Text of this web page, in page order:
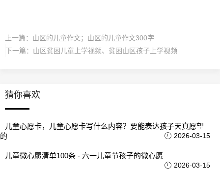
上一篇： 山区的儿童作文；山区的儿童作文300字
下一篇： 山区贫困儿童上学视频、贫困山区孩子上学视频
猜你喜欢
儿童心愿卡，儿童心愿卡写什么内容？要能表达孩子天真愿望
的
2026-03-15
儿童微心愿清单100条 - 六一儿童节孩子的微心愿
2026-03-15